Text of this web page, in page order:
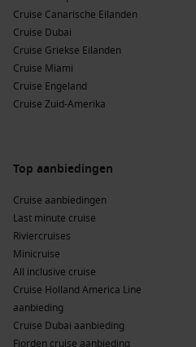
Cruise Canarische Eilanden
Cruise Dubai
Cruise Griekse Eilanden
Cruise Miami
Cruise Engeland
Cruise Zuid-Amerika
Top aanbiedingen
Cruise aanbiedingen
Last minute cruise
Riviercruises
Minicruise
All inclusive cruise
Cruise Holland America Line
aanbieding
Cruise Dubai aanbieding
Fjorden cruise aanbieding